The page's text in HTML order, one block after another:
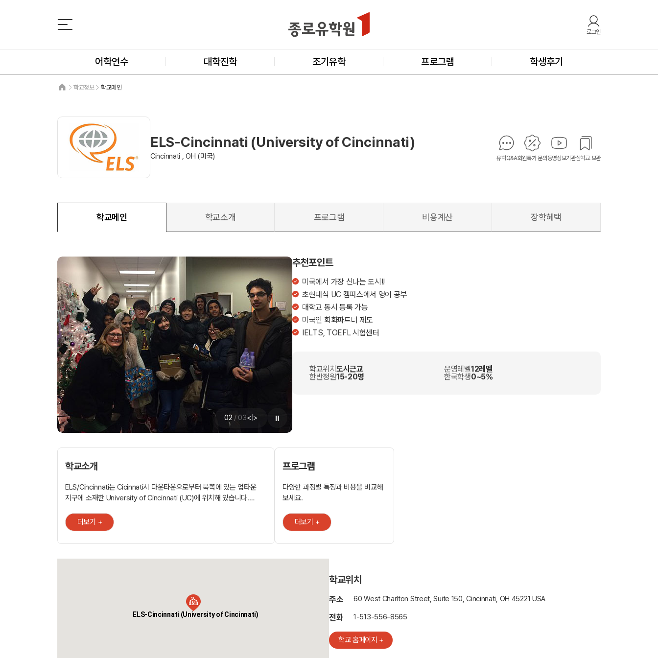
로그인
어학연수 대학진학 조기유학 프로그램 학생후기
학교정보 학교메인
ELS-Cincinnati (University of Cincinnati)
Cincinnati , OH (미국) 유학Q&A회원특가 문의 동영상보기관심학교 보관
학교메인 학교소개 프로그램 비용계산 장학혜택
02 / 03< >
추천포인트
미국에서 가장 신나는 도시!!
초현대식 UC 캠퍼스에서 영어 공부
대학교 동시 등록 가능
미국인 회화파트너 제도
IELTS, TOEFL 시험센터
학교위치 도시근교 운영레벨12레벨
한반정원15-20명 한국학생0~5%
학교소개
ELS/Cincinnati는 Cicinnati시 다운타운으로부터 북쪽에 있는 업타운
지구에 소재한 University of Cincinnati (UC)에 위치해 있습니다.
갖추어져 있을 뿐만 아니라, Cincinnati시를 "미국에서 가장 신나는 도시"
20위 안에 들게 했던 레스토랑과 스포츠 경기장 및 그 외 다양한
제휴학교: ㆍ 대학교 동시 등록 가능, 장학금 프로그램, ELS 112레벨
이수시 TOEFL 면제 ㆍ 샘플전공과정: 건축학, 협동교육, 형사사법학,
인테리어 디자인, 음악학, 간호학
더보기 +
프로그램
다양한 과정별 특징과 비용을 비교해
보세요.
더보기 +
ELS-Cincinnati (University of Cincinnati)
학교위치
주소 60 West Charlton Street, Suite 150, Cincinnati, OH 45221 USA
전화 1-513-556-8565
학교 홈페이지 +